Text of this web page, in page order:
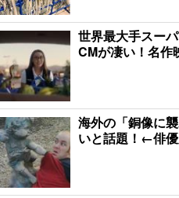
世界最大手スー
CMが凄い！名作
海外の「銅像に
いと話題！←俳